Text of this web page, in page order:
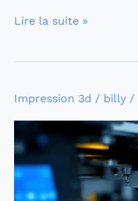
Lire la suite »
Impression 3d / billy /
Tout
les
imprimantes
3D